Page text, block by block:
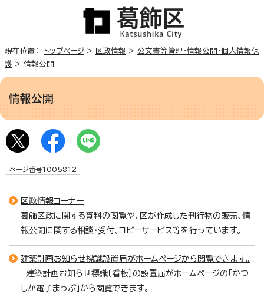
現在位置： トップページ > 区政情報 > 公文書等管理・情報公開・個人情報保
護 > 情報公開
情報公開
ページ番号1005812
区政情報コーナー
葛飾区政に関する資料の閲覧や、区が作成した刊行物の販売、情
報公開に関する相談・受付、コピーサービス等を行っています。
建築計画お知らせ標識設置届がホームページから閲覧できます。
建築計画お知らせ標識〔看板〕の設置届がホームページの「かつ
しか電子まっぷ」から閲覧できます。